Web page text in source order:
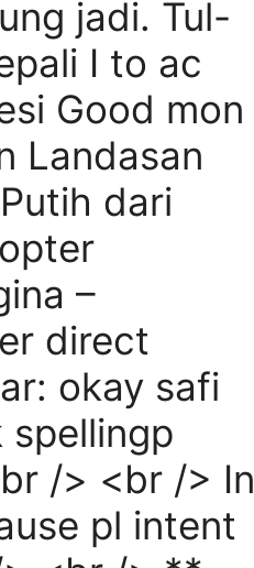
jadi. Tul-
I to ac
Good mon
Landasan
dari
–
direct
okay safi
/> <br /> In
pl intent